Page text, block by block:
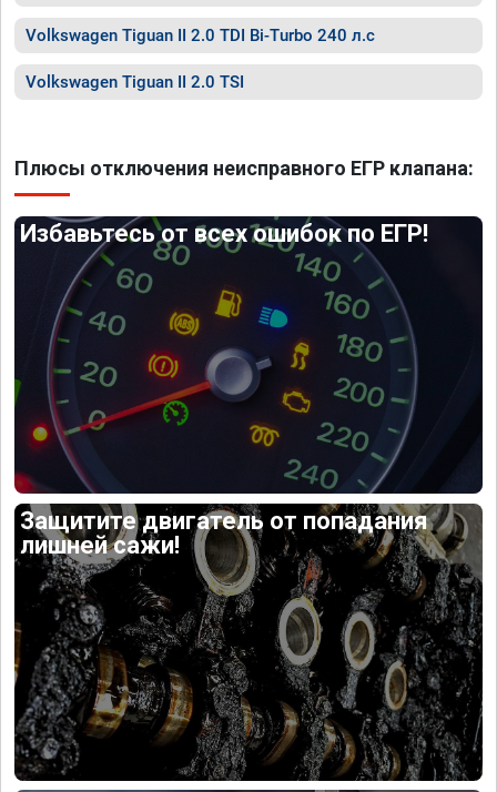
Volkswagen Tiguan II 2.0 TDI Bi-Turbo 240 л.с
Volkswagen Tiguan II 2.0 TSI
Плюсы отключения неисправного ЕГР клапана:
Избавьтесь от всех ошибок по ЕГР!
Защитите двигатель от попадания
лишней сажи!